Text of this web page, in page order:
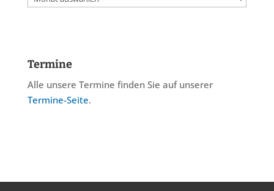
Termine
Alle unsere Termine finden Sie auf unserer
Termine-Seite.